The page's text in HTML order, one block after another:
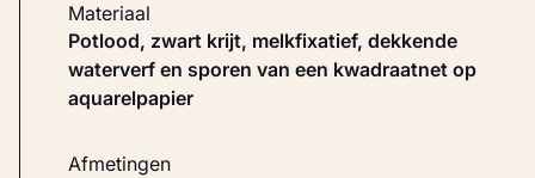
Materiaal
Potlood, zwart krijt, melkfixatief, dekkende
waterverf en sporen van een kwadraatnet op
aquarelpapier
Afmetingen